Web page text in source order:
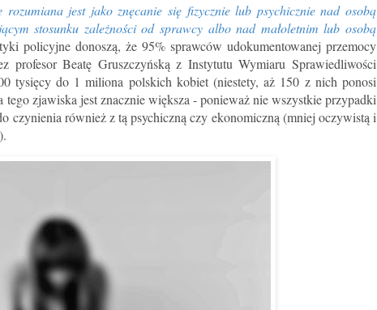
rozumiana jest jako znęcanie się fizycznie lub psychicznie nad osobą
stosunku zależności od sprawcy albo nad małoletnim lub osobą
policyjne donoszą, że 95% sprawców udokumentowanej przemocy
profesor Beatę Gruszczyńską z Instytutu Wymiaru Sprawiedliwości
tysięcy do 1 miliona polskich kobiet (niestety, aż 150 z nich ponosi
zjawiska jest znacznie większa - ponieważ nie wszystkie przypadki
czynienia również z tą psychiczną czy ekonomiczną (mniej oczywistą i